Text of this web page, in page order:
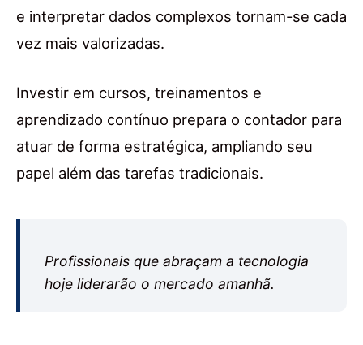
e interpretar dados complexos tornam-se cada
vez mais valorizadas.
Investir em cursos, treinamentos e
aprendizado contínuo prepara o contador para
atuar de forma estratégica, ampliando seu
papel além das tarefas tradicionais.
Profissionais que abraçam a tecnologia
hoje liderarão o mercado amanhã.